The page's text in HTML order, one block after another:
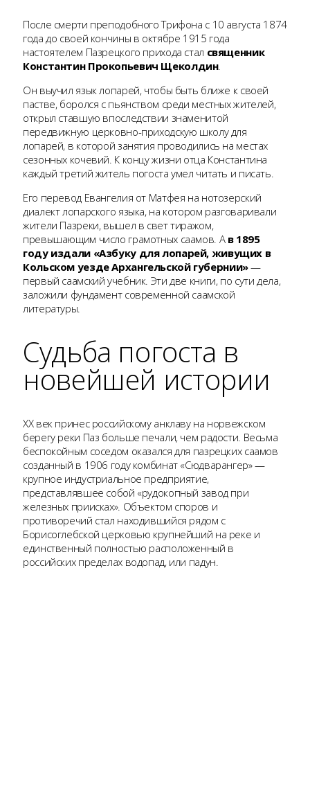
После смерти преподобного Трифона с 10 августа 1874
года до своей кончины в октябре 1915 года
настоятелем Пазрецкого прихода стал священник
Константин Прокопьевич Щеколдин.
Он выучил язык лопарей, чтобы быть ближе к своей
пастве, боролся с пьянством среди местных жителей,
открыл ставшую впоследствии знаменитой
передвижную церковно-приходскую школу для
лопарей, в которой занятия проводились на местах
сезонных кочевий. К концу жизни отца Константина
каждый третий житель погоста умел читать и писать.
Его перевод Евангелия от Матфея на нотозерский
диалект лопарского языка, на котором разговаривали
жители Пазреки, вышел в свет тиражом,
превышающим число грамотных саамов. А в 1895
году издали «Азбуку для лопарей, живущих в
Кольском уезде Архангельской губернии»—
первый саамский учебник. Эти две книги, по сути дела,
заложили фундамент современной саамской
литературы.
Судьба погоста в
новейшей истории
ХХ век принес российскому анклаву на норвежском
берегу реки Паз больше печали, чем радости. Весьма
беспокойным соседом оказался для пазрецких саамов
созданный в 1906 году комбинат «Сюдварангер» —
крупное индустриальное предприятие,
представлявшее собой «рудокопный завод при
железных приисках». Объектом споров и
противоречий стал находившийся рядом с
Борисоглебской церковью крупнейший на реке и
единственный полностью расположенный в
российских пределах водопад, или падун.